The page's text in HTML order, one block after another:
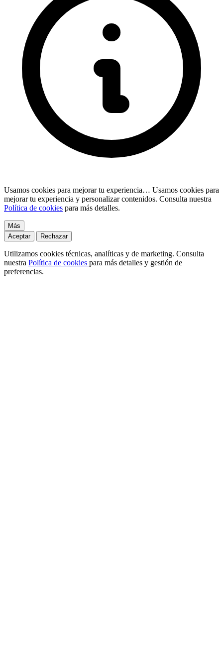
Usamos cookies para mejorar tu experiencia… Usamos cookies para
mejorar tu experiencia y personalizar contenidos. Consulta nuestra
Política de cookies para más detalles.
Más
Aceptar
Rechazar
Utilizamos cookies técnicas, analíticas y de marketing. Consulta
nuestra Política de cookies para más detalles y gestión de
preferencias.